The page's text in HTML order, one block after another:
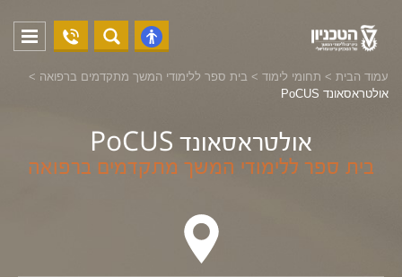
פתח
נגישות
04-
8294228
פתח
עמוד הבית > תחומי לימוד > בית ספר ללימודי המשך מתקדמים ברפואה >
אולטראסאונד PoCUS
אולטראסאונד PoCUS
בית ספר ללימודי המשך מתקדמים ברפואה